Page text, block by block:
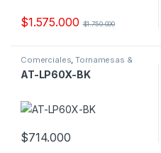
$1.575.000 $1.750.000
Comerciales,Tornamesas &
AT-LP60X-BK
$714.000